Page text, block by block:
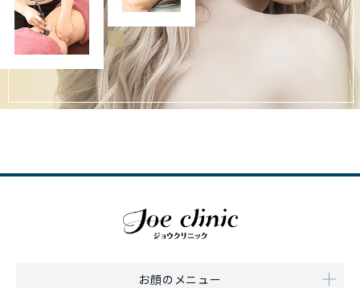
お顔のメニュー